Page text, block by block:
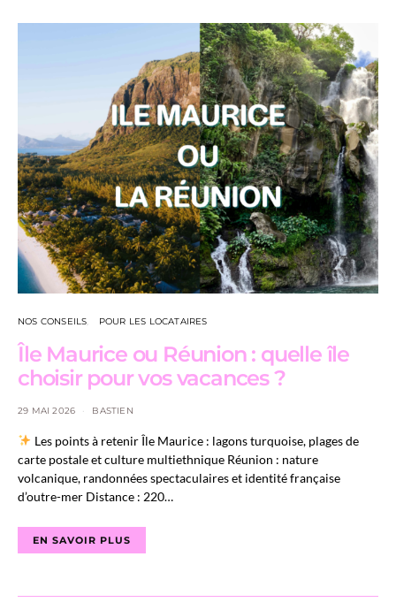
NOS CONSEILS POUR LES LOCATAIRES
Île Maurice ou Réunion : quelle île
choisir pour vos vacances ?
29 MAI 2026 BASTIEN
Les points à retenir Île Maurice : lagons turquoise, plages de
carte postale et culture multiethnique Réunion : nature
volcanique, randonnées spectaculaires et identité française
d’outre-mer Distance : 220…
EN SAVOIR PLUS